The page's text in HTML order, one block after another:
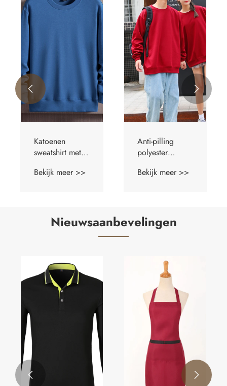
Katoenen
sweatshirt met
Bekijk meer >>
Anti-pilling
polyester
ronde hals
Bekijk meer >>
 
Nieuwsaanbevelingen
 